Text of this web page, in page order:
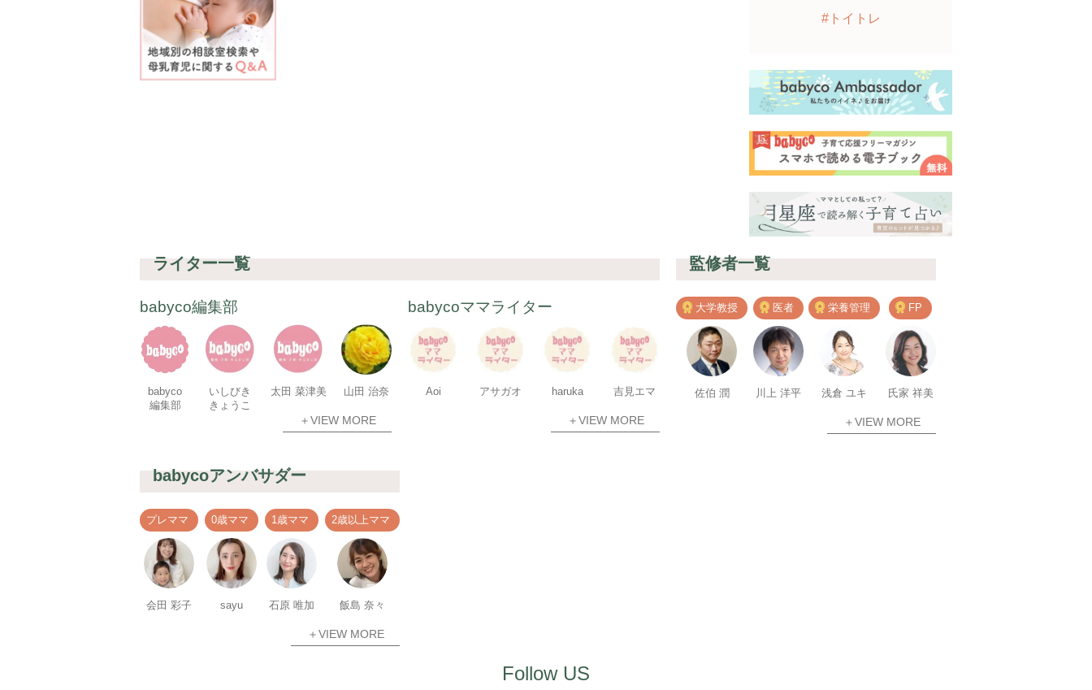
#トイトレ
ライター一覧
babyco編集部
babyco
編集部
いしびき
きょうこ
太田 菜津美 山田 治奈
＋VIEW MORE
babycoママライター
Aoi アサガオ haruka 吉見エマ
＋VIEW MORE
監修者一覧
大学教授
佐伯 潤
医者
川上 洋平
栄養管理
浅倉 ユキ
FP
氏家 祥美
＋VIEW MORE
babycoアンバサダー
プレママ
会田 彩子
0歳ママ
sayu
1歳ママ
石原 唯加
2歳以上ママ
飯島 奈々
＋VIEW MORE
Follow US